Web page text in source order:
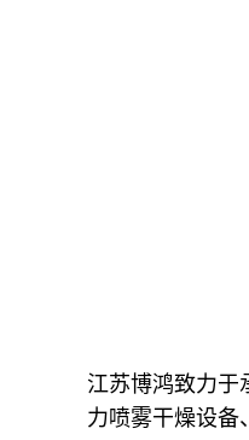
江苏博鸿致力于
力喷雾干燥设备